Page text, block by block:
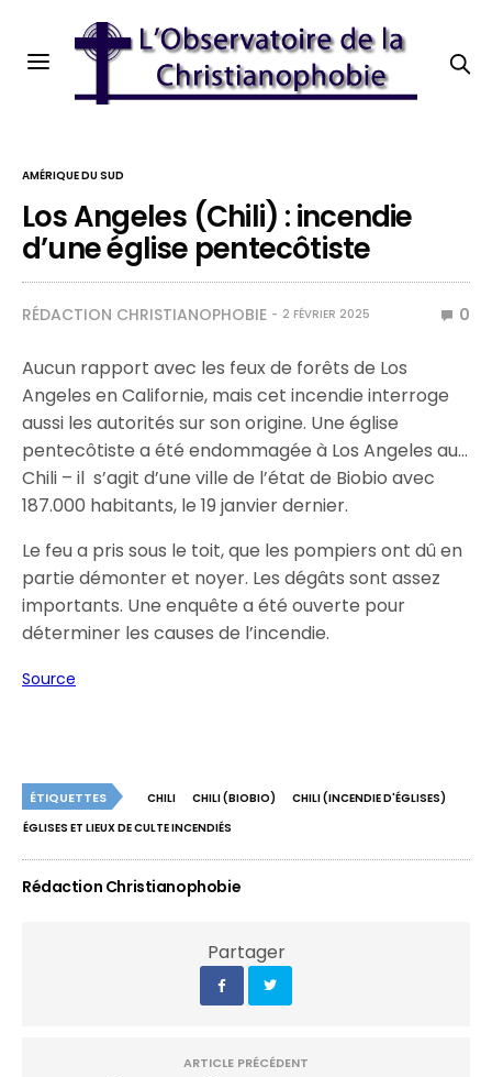
AMÉRIQUE DU SUD
Los Angeles (Chili) : incendie
d’une église pentecôtiste
RÉDACTION CHRISTIANOPHOBIE 2 FÉVRIER 2025 0
Aucun rapport avec les feux de forêts de Los
Angeles en Californie, mais cet incendie interroge
aussi les autorités sur son origine. Une église
pentecôtiste a été endommagée à Los Angeles au…
Chili – il s’agit d’une ville de l’état de Biobio avec
187.000 habitants, le 19 janvier dernier.
Le feu a pris sous le toit, que les pompiers ont dû en
partie démonter et noyer. Les dégâts sont assez
importants. Une enquête a été ouverte pour
déterminer les causes de l’incendie.
Source
ÉTIQUETTES CHILI CHILI (BIOBIO)
CHILI (INCENDIE D'ÉGLISES)
ÉGLISES ET LIEUX DE CULTE INCENDIÉS
Rédaction Christianophobie
Partager
ARTICLE PRÉCÉDENT